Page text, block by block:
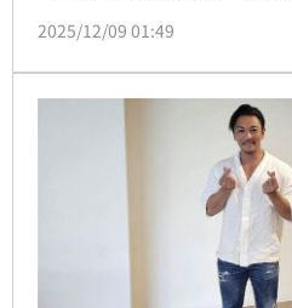
施工中未營業，火勢於17分
2025/12/09 01:49